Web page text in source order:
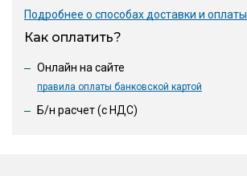
Подробнее о способах доставки и оплаты
Как оплатить?
Онлайн на сайте
правила оплаты банковской картой
Б/н расчет (c НДС)